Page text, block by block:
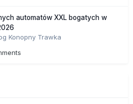
automatów XXL bogatych w
Konopny Trawka